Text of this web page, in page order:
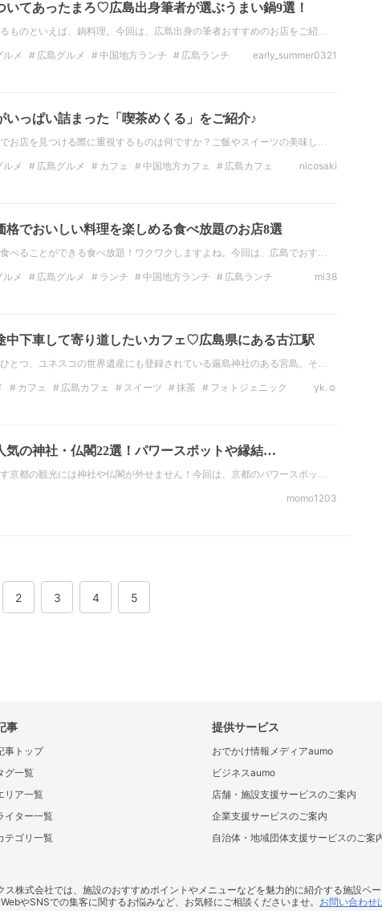
いてあったまろ♡広島出身筆者が選ぶうまい鍋9選！
ものといえば、鍋料理。今回は、広島出身の筆者おすすめのお店をご紹…
メ 広島グルメ 中国地方ランチ
広島ランチ
early_summer0321
いっぱい詰まった「喫茶めくる」をご紹介♪
お店を見つける際に重視するものは何ですか？ご飯やスイーツの美味し…
メ 広島グルメ カフェ 中国地方カフェ
広島カフェ
nicosaki
格でおいしい料理を楽しめる食べ放題のお店8選
べることができる食べ放題！ワクワクしますよね。今回は、広島でおす…
メ 広島グルメ ランチ 中国地方ランチ
広島ランチ
mi38
中下車して寄り道したいカフェ♡広島県にある古江駅
とつ、ユネスコの世界遺産にも登録されている厳島神社のある宮島。そ…
カフェ 広島カフェ スイーツ 抹茶
フォトジェニック
yk.☺︎
気の神社・仏閣22選！パワースポットや縁結…
京都の観光には神社や仏閣が外せません！今回は、京都のパワースポッ…
momo1203
2 3 4 5
事
事トップ
グ一覧
リア一覧
イター一覧
テゴリ一覧
提供サービス
おでかけ情報メディアaumo
ビジネスaumo
店舗・施設支援サービスのご案内
企業支援サービスのご案内
自治体・地域団体支援サービスのご案
株式会社では、施設のおすすめポイントやメニューなどを魅力的に紹介する施設ペ
やSNSでの集客に関するお悩みなど、お気軽にご相談くださいませ。 お問い合わせ